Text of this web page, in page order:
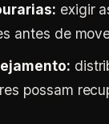
exigir
antes de
possam